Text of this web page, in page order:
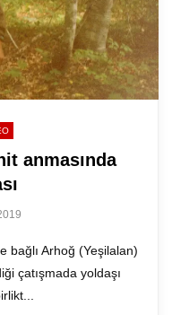
anmasında
bağlı Arhoğ (Yeşilalan)
çatışmada yoldaşı